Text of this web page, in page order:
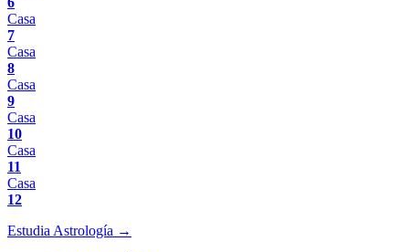
Casa
7
Casa
8
Casa
9
Casa
10
Casa
11
Casa
12
Estudia Astrología →